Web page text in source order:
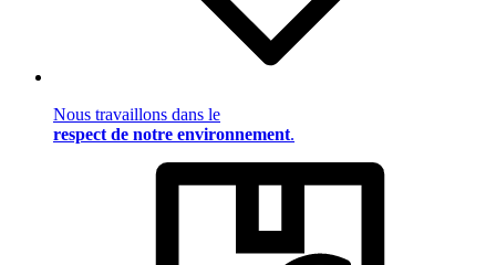
Nous travaillons dans le
respect de notre environnement.